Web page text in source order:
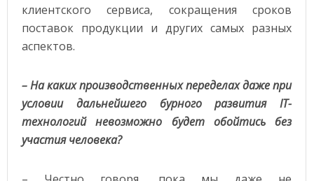
клиентского сервиса, сокращения сроков
поставок продукции и других самых разных
аспектов.
– На каких производственных переделах даже при
условии дальнейшего бурного развития IT-
технологий невозможно будет обойтись без
участия человека?